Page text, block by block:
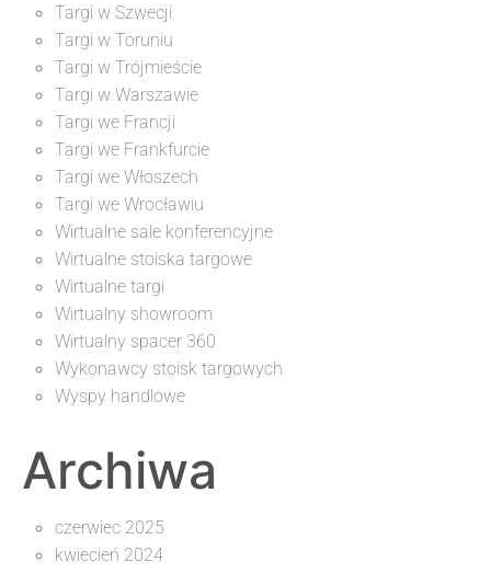
Targi w Szwecji
Targi w Toruniu
Targi w Trójmieście
Targi w Warszawie
Targi we Francji
Targi we Frankfurcie
Targi we Włoszech
Targi we Wrocławiu
Wirtualne sale konferencyjne
Wirtualne stoiska targowe
Wirtualne targi
Wirtualny showroom
Wirtualny spacer 360
Wykonawcy stoisk targowych
Wyspy handlowe
Archiwa
czerwiec 2025
kwiecień 2024